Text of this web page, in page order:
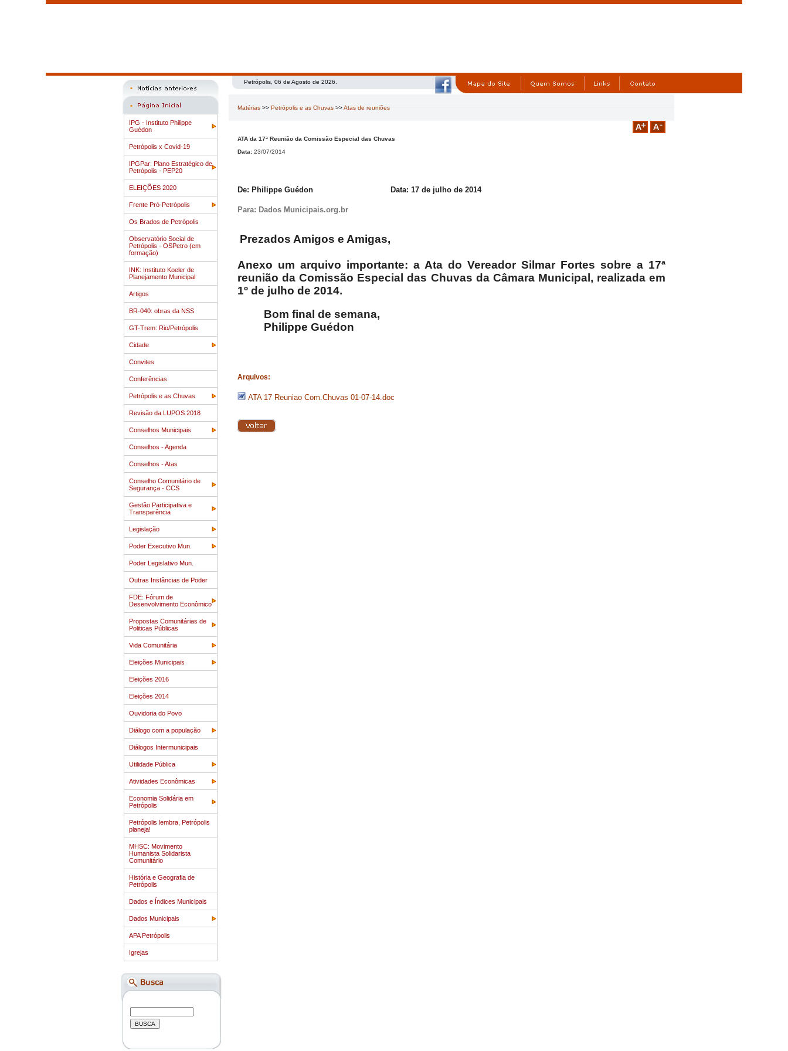
IPG - Instituto Philippe
Guédon
Petrópolis x Covid-19
IPGPar: Plano Estratégico de
Petrópolis - PEP20
ELEIÇÕES 2020
Frente Pró-Petrópolis
Os Brados de Petrópolis
Observatório Social de
Petrópolis - OSPetro (em
formação)
INK: Instituto Koeler de
Planejamento Municipal
Artigos
BR-040: obras da NSS
GT-Trem: Rio/Petrópolis
Cidade
Convites
Conferências
Petrópolis e as Chuvas
Revisão da LUPOS 2018
Conselhos Municipais
Conselhos - Agenda
Conselhos - Atas
Conselho Comunitário de
Segurança - CCS
Gestão Participativa e
Transparência
Legislação
Poder Executivo Mun.
Poder Legislativo Mun.
Outras Instâncias de Poder
FDE: Fórum de
Desenvolvimento Econômico
Propostas Comunitárias de
Politicas Públicas
Vida Comunitária
Eleições Municipais
Eleições 2016
Eleições 2014
Ouvidoria do Povo
Diálogo com a população
Diálogos Intermunicipais
Utilidade Pública
Atividades Econômicas
Economia Solidária em
Petrópolis
Petrópolis lembra, Petrópolis
planeja!
MHSC: Movimento
Humanista Solidarista
Comunitário
História e Geografia de
Petrópolis
Dados e Índices Municipais
Dados Municipais
APA Petrópolis
Igrejas
Petrópolis, 06 de Agosto de 2026.
Matérias >> Petrópolis e as Chuvas >>Atas de reuniões
ATA da 17ª Reunião da Comissão Especial das Chuvas
Data: 23/07/2014
De: Philippe Guédon Data: 17 de julho de 2014
Para: Dados Municipais.org.br
Prezados Amigos e Amigas,
Anexo um arquivo importante: a Ata do Vereador Silmar Fortes sobre a 17ª
reunião da Comissão Especial das Chuvas da Câmara Municipal, realizada em
1º de julho de 2014.
Bom final de semana,
Philippe Guédon
Arquivos:
ATA 17 Reuniao Com.Chuvas 01-07-14.doc